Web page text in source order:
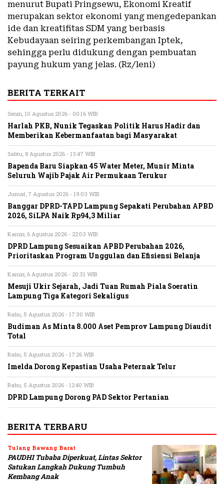
menurut Bupati Pringsewu, Ekonomi Kreatif
merupakan sektor ekonomi yang mengedepankan
ide dan kreatifitas SDM yang berbasis
Kebudayaan seiring perkembangan Iptek,
sehingga perlu didukung dengan pembuatan
payung hukum yang jelas. (Rz/leni)
BERITA TERKAIT
Senin, 10 Agustus 2026 - 00:16 WIB
Harlah PKB, Nunik Tegaskan Politik Harus Hadir dan
Memberikan Kebermanfaatan bagi Masyarakat
Sabtu, 8 Agustus 2026 - 13:47 WIB
Bapenda Baru Siapkan 45 Water Meter, Munir Minta
Seluruh Wajib Pajak Air Permukaan Terukur
Jumat, 7 Agustus 2026 - 19:03 WIB
Banggar DPRD-TAPD Lampung Sepakati Perubahan APBD
2026, SiLPA Naik Rp94,3 Miliar
Kamis, 6 Agustus 2026 - 22:03 WIB
DPRD Lampung Sesuaikan APBD Perubahan 2026,
Prioritaskan Program Unggulan dan Efisiensi Belanja
Kamis, 6 Agustus 2026 - 20:31 WIB
Mesuji Ukir Sejarah, Jadi Tuan Rumah Piala Soeratin
Lampung Tiga Kategori Sekaligus
Rabu, 5 Agustus 2026 - 17:30 WIB
Budiman As Minta 8.000 Aset Pemprov Lampung Diaudit
Total
Rabu, 5 Agustus 2026 - 17:26 WIB
Imelda Dorong Kepastian Usaha Peternak Telur
Rabu, 5 Agustus 2026 - 12:40 WIB
DPRD Lampung Dorong PAD Sektor Pertanian
BERITA TERBARU
Tulang Bawang Barat
PAUDHI Tubaba Diperkuat, Lintas Sektor
Satukan Langkah Dukung Tumbuh
Kembang Anak